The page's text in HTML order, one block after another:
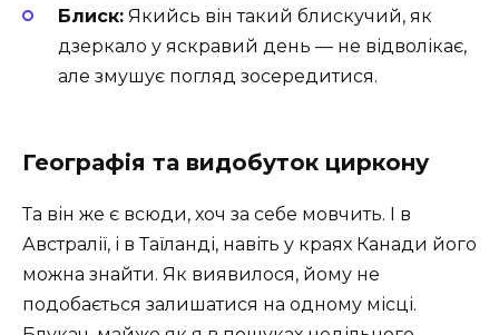
Блиск: Якийсь він такий блискучий, як
дзеркало у яскравий день — не відволікає,
але змушує погляд зосередитися.
Географія та видобуток циркону
Та він же є всюди, хоч за себе мовчить. І в
Австралії, і в Таїланді, навіть у краях Канади його
можна знайти. Як виявилося, йому не
подобається залишатися на одному місці.